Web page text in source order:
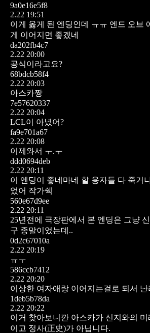
9a0e16e5f8
2.22 19:51
이게 옳게 된 엔딩인데 ㅠㅠ 엔드 오브
게 이어지면 좋겠네
da202fb4c7
2.22 20:00
공식이라고요?
68bdcb58f4
2.22 20:03
아스카짱
7e57620337
2.22 20:04
LCL이 아녔어?
fa9e701a67
2.22 20:08
이제와서 ㅜ.ㅜ
ddd0694deb
2.22 20:11
이 엔딩이 좋네마네 할 용자들 다 죽거
었어 작가쉑
560e67d9ee
2.22 20:11
25년전에 극장판에서 본 엔딩은 그냥
구 종말이었는데..
0d2c67010a
2.22 20:19
ㅠㅜ
586ccb7412
2.22 20:20
이상한 여자애랑 이어지는걸로 되서
1deb5b78da
2.22 20:22
이거 찾아보니깐 아스카가 신지와의
이고 정사(正史)가 아닙니다.